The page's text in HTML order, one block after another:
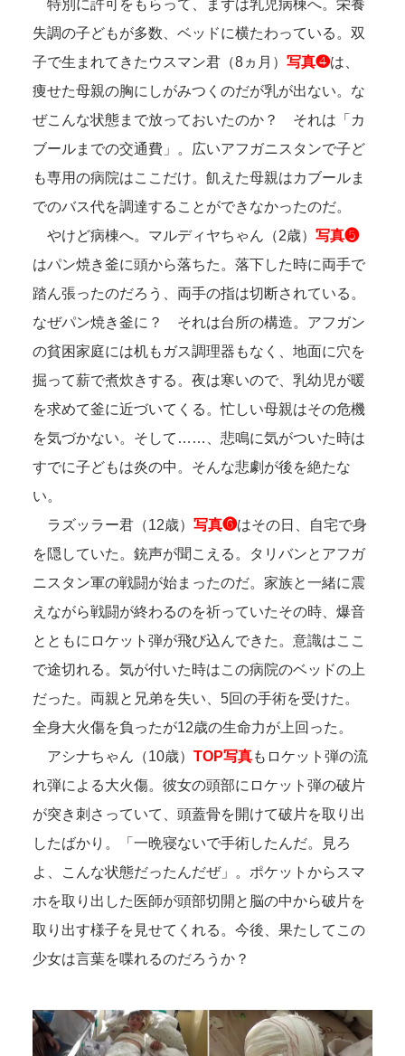
特別に許可をもらって、まずは乳児病棟へ。栄養
失調の子どもが多数、ベッドに横たわっている。双
子で生まれてきたウスマン君（8ヵ月） 写真❹は、
痩せた母親の胸にしがみつくのだが乳が出ない。な
ぜこんな状態まで放っておいたのか？ それは「カ
ブールまでの交通費」。広いアフガニスタンで子ど
も専用の病院はここだけ。飢えた母親はカブールま
でのバス代を調達することができなかったのだ。
やけど病棟へ。マルディヤちゃん（2歳） 写真❺
はパン焼き釜に頭から落ちた。落下した時に両手で
踏ん張ったのだろう、両手の指は切断されている。
なぜパン焼き釜に？ それは台所の構造。アフガン
の貧困家庭には机もガス調理器もなく、地面に穴を
掘って薪で煮炊きする。夜は寒いので、乳幼児が暖
を求めて釜に近づいてくる。忙しい母親はその危機
を気づかない。そして……、悲鳴に気がついた時は
すでに子どもは炎の中。そんな悲劇が後を絶たな
い。
ラズッラー君（12歳） 写真❻はその日、自宅で身
を隠していた。銃声が聞こえる。タリバンとアフガ
ニスタン軍の戦闘が始まったのだ。家族と一緒に震
えながら戦闘が終わるのを祈っていたその時、爆音
とともにロケット弾が飛び込んできた。意識はここ
で途切れる。気が付いた時はこの病院のベッドの上
だった。両親と兄弟を失い、5回の手術を受けた。
全身大火傷を負ったが12歳の生命力が上回った。
アシナちゃん（10歳） TOP写真もロケット弾の流
れ弾による大火傷。彼女の頭部にロケット弾の破片
が突き刺さっていて、頭蓋骨を開けて破片を取り出
したばかり。「一晩寝ないで手術したんだ。見ろ
よ、こんな状態だったんだぜ」。ポケットからスマ
ホを取り出した医師が頭部切開と脳の中から破片を
取り出す様子を見せてくれる。今後、果たしてこの
少女は言葉を喋れるのだろうか？